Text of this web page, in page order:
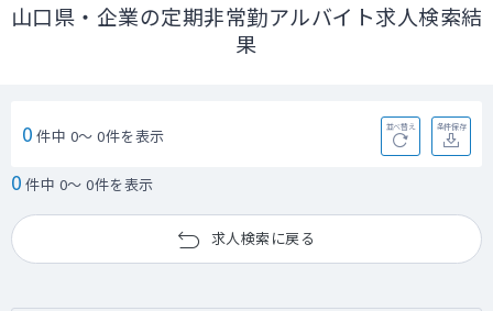
山口県・企業の定期非常勤アルバイト求人検索結
果
0 件中 0～ 0件を表示 並べ替え 条件保存
0 件中 0～ 0件を表示
求人検索に戻る